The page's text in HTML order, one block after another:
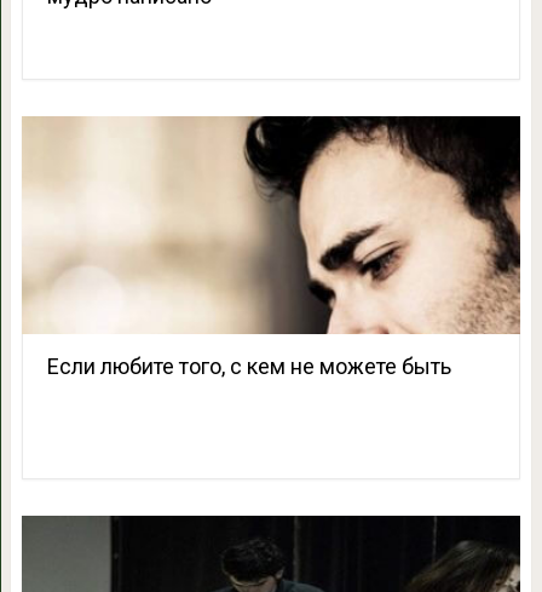
Если любите того, с кем не можете быть